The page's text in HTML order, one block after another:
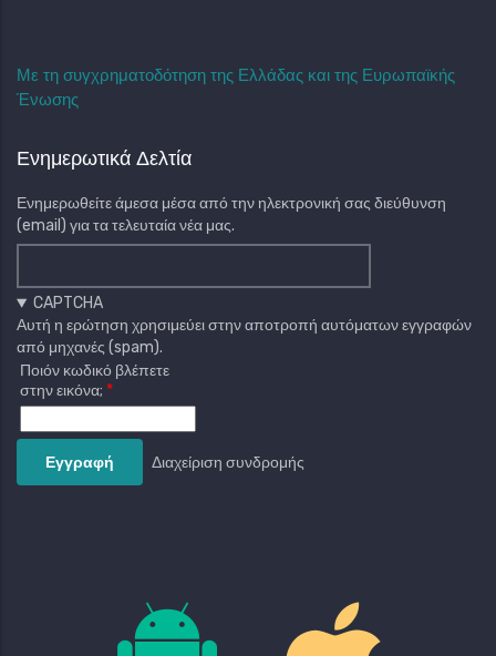
Με τη συγχρηματοδότηση της Ελλάδας και της Ευρωπαϊκής
Ένωσης
Ενημερωτικά Δελτία
Ενημερωθείτε άμεσα μέσα από την ηλεκτρονική σας διεύθυνση
(email) για τα τελευταία νέα μας.
CAPTCHA
Αυτή η ερώτηση χρησιμεύει στην αποτροπή αυτόματων εγγραφών
από μηχανές (spam).
Ποιόν κωδικό βλέπετε
στην εικόνα;
Διαχείριση συνδρομής